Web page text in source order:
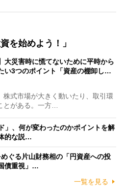
を始めよう！」
大災害時に慌てないために平時から
い3つのポイント「資産の棚卸し…
式市場が大きく動いたり、取引環
とがある。一方…
」、何が変わったのかポイントを解
的な説…
めぐる片山財務相の「円資産への投
債重視」…
一覧を見る